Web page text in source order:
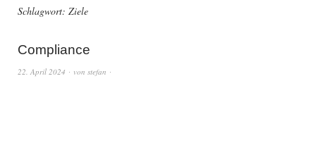
Schlagwort: Ziele
Compliance
22. April 2024 von stefan